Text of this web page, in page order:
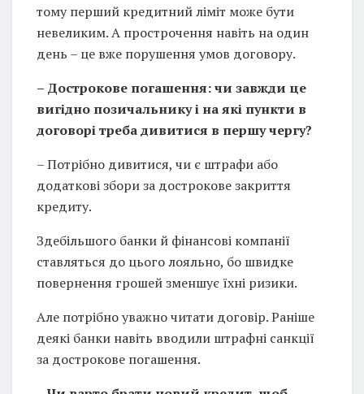
тому перший кредитний ліміт може бути
невеликим. А прострочення навіть на один
день – це вже порушення умов договору.
– Дострокове погашення: чи завжди це
вигідно позичальнику і на які пункти в
договорі треба дивитися в першу чергу?
– Потрібно дивитися, чи є штрафи або
додаткові збори за дострокове закриття
кредиту.
Здебільшого банки й фінансові компанії
ставляться до цього лояльно, бо швидке
повернення грошей зменшує їхні ризики.
Але потрібно уважно читати договір. Раніше
деякі банки навіть вводили штрафні санкції
за дострокове погашення.